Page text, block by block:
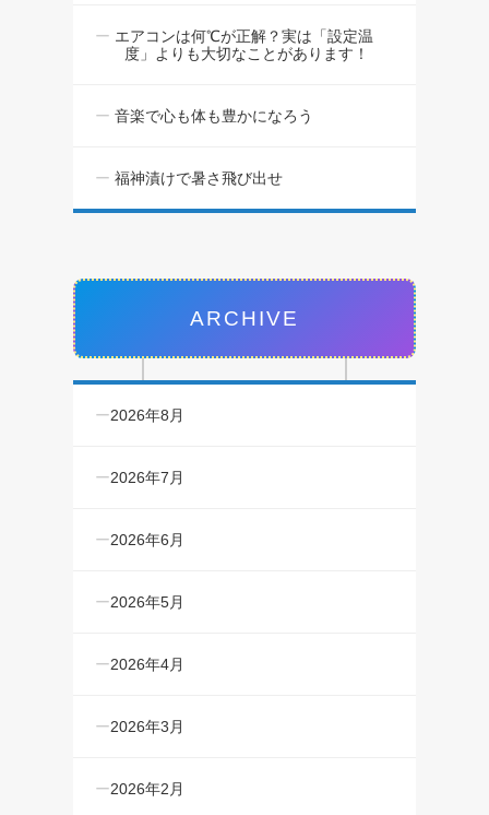
エアコンは何℃が正解？実は「設定温
度」よりも大切なことがあります！
音楽で心も体も豊かになろう
福神漬けで暑さ飛び出せ
ARCHIVE
2026年8月
2026年7月
2026年6月
2026年5月
2026年4月
2026年3月
2026年2月